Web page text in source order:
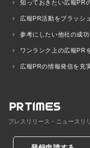
知っておきたい広報PR
広報PR活動をブラッシ
参考にしたい他社の成功
ワンランク上の広報PR
広報PRの情報発信を充
プレスリリース・ニュースリ